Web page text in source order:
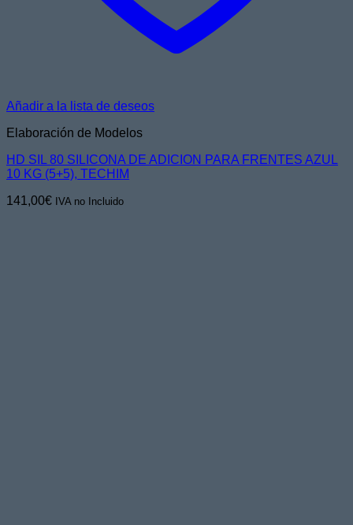
Añadir a la lista de deseos
Elaboración de Modelos
HD SIL 80 SILICONA DE ADICION PARA FRENTES AZUL
10 KG (5+5), TECHIM
141,00€ IVA no Incluido